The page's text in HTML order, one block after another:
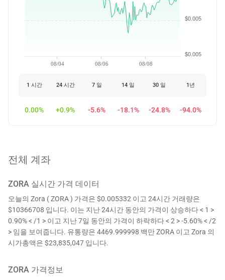
08/04 08/06 08/08
$0.005
$0.005
1 시간 24 시간 7 일 14 일 30 일 1년
0.00% +0.9% -5.6% -18.1% -24.8% -94.0%
전체 계좌
ZORA 실시간 가격 데이터
오늘의 Zora ( ZORA ) 가격은 $0.005332 이고 24시간 거래량은
$10366708 입니다. 이는 지난 24시간 동안의 가격이 상승하다 < 1 >
0.90% < /1 > 이고 지난 7일 동안의 가격이 하락하다 < 2 > -5.60% < /2
> 임을 보여줍니다. 유통량은 4469.999998 백만 ZORA 이고 Zora 의
시가총액은 $23,835,047 입니다.
ZORA 가격정보